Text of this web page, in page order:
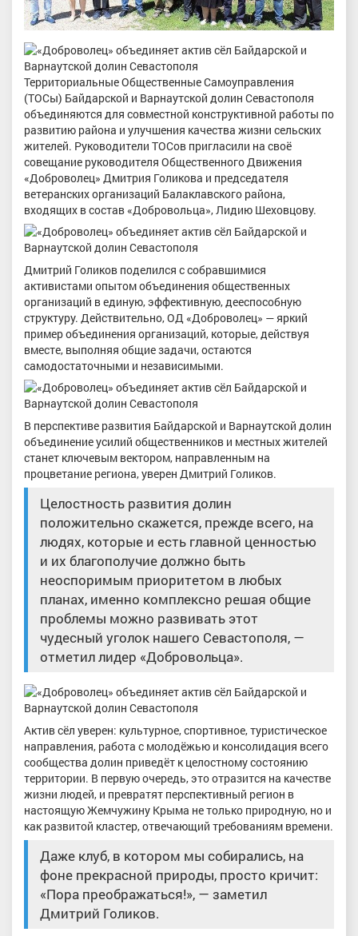
Территориальные Общественные Самоуправления
(ТОСы) Байдарской и Варнаутской долин Севастополя
объединяются для совместной конструктивной работы по
развитию района и улучшения качества жизни сельских
жителей. Руководители ТОСов пригласили на своё
совещание руководителя Общественного Движения
«Доброволец» Дмитрия Голикова и председателя
ветеранских организаций Балаклавского района,
входящих в состав «Добровольца», Лидию Шеховцову.
Дмитрий Голиков поделился с собравшимися
активистами опытом объединения общественных
организаций в единую, эффективную, дееспособную
структуру. Действительно, ОД «Доброволец» — яркий
пример объединения организаций, которые, действуя
вместе, выполняя общие задачи, остаются
самодостаточными и независимыми.
В перспективе развития Байдарской и Варнаутской долин
объединение усилий общественников и местных жителей
станет ключевым вектором, направленным на
процветание региона, уверен Дмитрий Голиков.
Целостность развития долин
положительно скажется, прежде всего, на
людях, которые и есть главной ценностью
и их благополучие должно быть
неоспоримым приоритетом в любых
планах, именно комплексно решая общие
проблемы можно развивать этот
чудесный уголок нашего Севастополя, —
отметил лидер «Добровольца».
Актив сёл уверен: культурное, спортивное, туристическое
направления, работа с молодёжью и консолидация всего
сообщества долин приведёт к целостному состоянию
территории. В первую очередь, это отразится на качестве
жизни людей, и превратят перспективный регион в
настоящую Жемчужину Крыма не только природную, но и
как развитой кластер, отвечающий требованиям времени.
Даже клуб, в котором мы собирались, на
фоне прекрасной природы, просто кричит:
«Пора преображаться!», — заметил
Дмитрий Голиков.